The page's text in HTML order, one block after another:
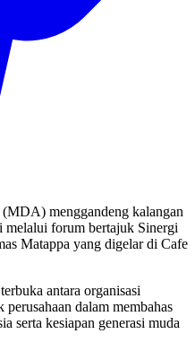
menggandeng kalangan
melalui forum bertajuk Sinergi
Matappa yang digelar di Cafe
antara organisasi
dalam membahas
serta kesiapan generasi muda